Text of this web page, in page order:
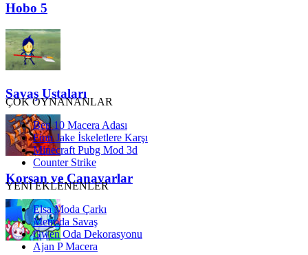
Hobo 5
Savaş Ustaları
Korsan ve Canavarlar
ÇOK OYNANANLAR
Ben 10 Macera Adası
Finn Jake İskeletlere Karşı
Minecraft Pubg Mod 3d
Counter Strike
YENİ EKLENENLER
Elsa Moda Çarkı
Metroda Savaş
Gwen Oda Dekorasyonu
Ajan P Macera